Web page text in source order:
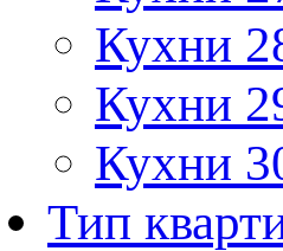
Кухни
Кухни
Кухни
Тип